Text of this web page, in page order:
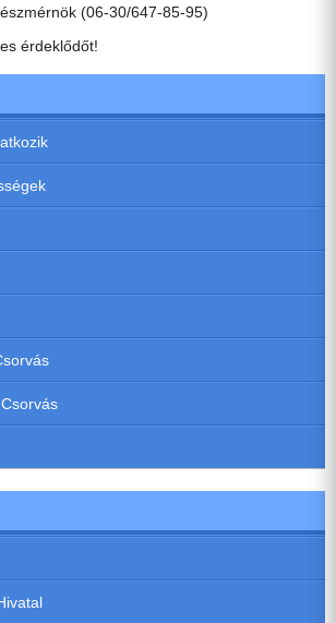
(06-30/647-85-95)
érdeklődőt!